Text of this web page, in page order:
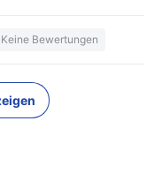
Keine Bewertungen